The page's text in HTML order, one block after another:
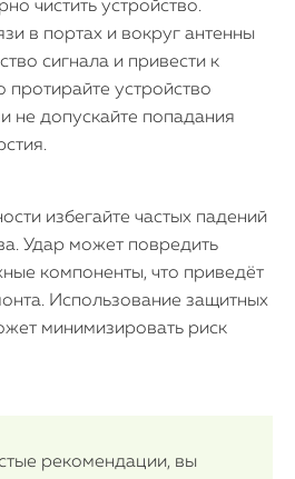
чистить устройство.
в портах и вокруг антенны
сигнала и привести к
протирайте устройство
не допускайте попадания
избегайте частых падений
Удар может повредить
компоненты, что приведёт
Использование защитных
минимизировать риск
рекомендации, вы